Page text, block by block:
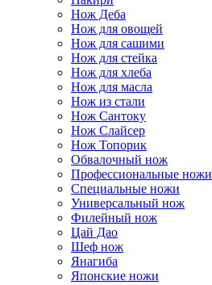
Нож Деба
Нож для овощей
Нож для сашими
Нож для стейка
Нож для хлеба
Нож для масла
Нож из стали
Нож Сантоку
Нож Слайсер
Нож Топорик
Обвалочный нож
Профессиональные ножи
Специальные ножи
Универсальный нож
Филейный нож
Цай Дао
Шеф нож
Янагиба
Японские ножи